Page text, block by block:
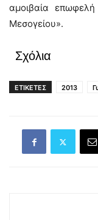
αμοιβαία
Μεσογείου».
Σχόλια
ΕΤΙΚΕΤΕΣ 2013